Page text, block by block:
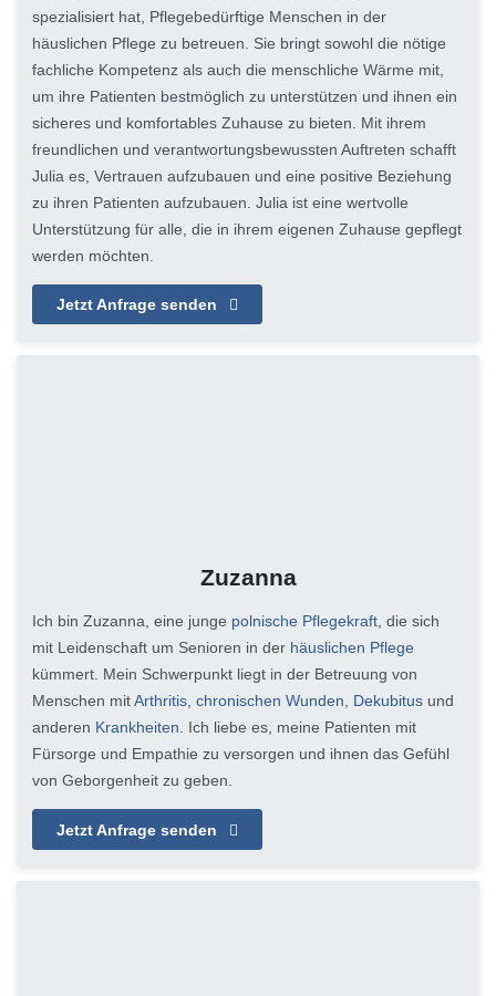
spezialisiert hat, Pflegebedürftige Menschen in der
häuslichen Pflege zu betreuen. Sie bringt sowohl die nötige
fachliche Kompetenz als auch die menschliche Wärme mit,
um ihre Patienten bestmöglich zu unterstützen und ihnen ein
sicheres und komfortables Zuhause zu bieten. Mit ihrem
freundlichen und verantwortungsbewussten Auftreten schafft
Julia es, Vertrauen aufzubauen und eine positive Beziehung
zu ihren Patienten aufzubauen. Julia ist eine wertvolle
Unterstützung für alle, die in ihrem eigenen Zuhause gepflegt
werden möchten.
Jetzt Anfrage senden
Zuzanna
Ich bin Zuzanna, eine junge polnische Pflegekraft, die sich
mit Leidenschaft um Senioren in der häuslichen Pflege
kümmert. Mein Schwerpunkt liegt in der Betreuung von
Menschen mitArthritis, chronischen Wunden, Dekubitus und
anderen Krankheiten. Ich liebe es, meine Patienten mit
Fürsorge und Empathie zu versorgen und ihnen das Gefühl
von Geborgenheit zu geben.
Jetzt Anfrage senden